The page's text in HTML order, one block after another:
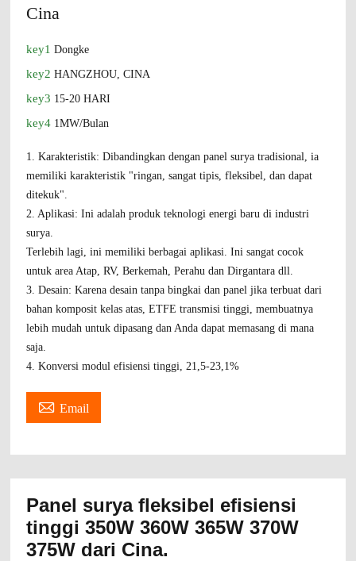
Cina
key1Dongke
key2HANGZHOU, CINA
key3 15-20 HARI
key4 1MW/Bulan
1. Karakteristik: Dibandingkan dengan panel surya tradisional, ia
memiliki karakteristik "ringan, sangat tipis, fleksibel, dan dapat
ditekuk".
2. Aplikasi: Ini adalah produk teknologi energi baru di industri
surya.
Terlebih lagi, ini memiliki berbagai aplikasi. Ini sangat cocok
untuk area Atap, RV, Berkemah, Perahu dan Dirgantara dll.
3. Desain: Karena desain tanpa bingkai dan panel jika terbuat dari
bahan komposit kelas atas, ETFE transmisi tinggi, membuatnya
lebih mudah untuk dipasang dan Anda dapat memasang di mana
saja.
4. Konversi modul efisiensi tinggi, 21,5-23,1%
 Email
Panel surya fleksibel efisiensi
tinggi 350W 360W 365W 370W
375W dari Cina.